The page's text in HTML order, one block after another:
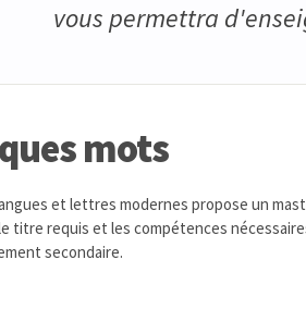
vous permettra
mots
et lettres modernes propose un
titre requis et les compétences
secondaire.